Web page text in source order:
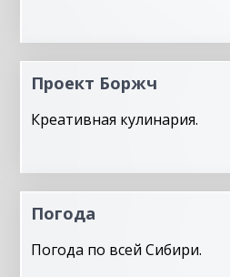
Проект Боржч
Креативная кулинария.
Погода
Погода по всей Сибири.